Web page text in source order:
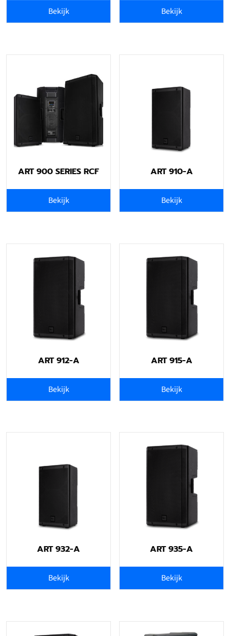
Bekijk Bekijk
ART 900 SERIES RCF
Bekijk
ART 910-A
Bekijk
ART 912-A
Bekijk
ART 915-A
Bekijk
ART 932-A
Bekijk
ART 935-A
Bekijk